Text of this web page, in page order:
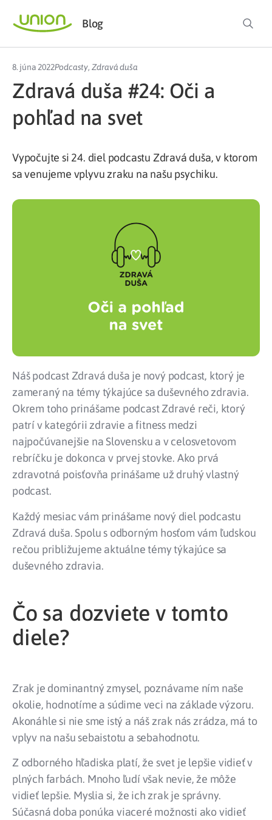
Blog
8. júna 2022Podcasty, Zdravá duša
Zdravá duša #24: Oči a
pohľad na svet
Vypočujte si 24. diel podcastu Zdravá duša, v ktorom
sa venujeme vplyvu zraku na našu psychiku.
Náš podcast Zdravá duša je nový podcast, ktorý je
zameraný na témy týkajúce sa duševného zdravia.
Okrem toho prinášame podcast Zdravé reči, ktorý
patrí v kategórii zdravie a fitness medzi
najpočúvanejšie na Slovensku a v celosvetovom
rebríčku je dokonca v prvej stovke. Ako prvá
zdravotná poisťovňa prinášame už druhý vlastný
podcast.
Každý mesiac vám prinášame nový diel podcastu
Zdravá duša. Spolu s odborným hosťom vám ľudskou
rečou približujeme aktuálne témy týkajúce sa
duševného zdravia.
Čo sa dozviete v tomto
diele?
Zrak je dominantný zmysel, poznávame ním naše
okolie, hodnotíme a súdime veci na základe výzoru.
Akonáhle si nie sme istý a náš zrak nás zrádza, má to
vplyv na našu sebaistotu a sebahodnotu.
Z odborného hľadiska platí, že svet je lepšie vidieť v
plných farbách. Mnoho ľudí však nevie, že môže
vidieť lepšie. Myslia si, že ich zrak je správny.
Súčasná doba ponúka viaceré možnosti ako vidieť